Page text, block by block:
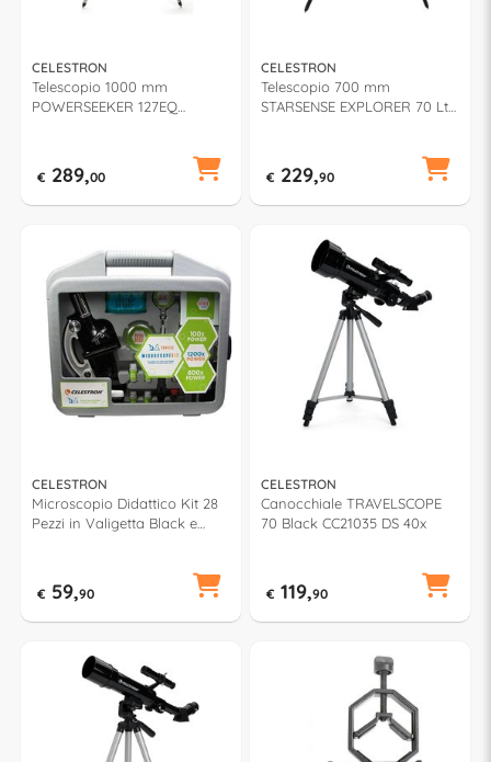
CELESTRON
Telescopio 1000 mm
POWERSEEKER 127EQ
€ 289,00
CELESTRON
Telescopio 700 mm
STARSENSE EXPLORER 70 Lt
€ 229,90
CELESTRON
Microscopio Didattico Kit 28
Pezzi in Valigetta Black e
€ 59,90
CELESTRON
Canocchiale TRAVELSCOPE
70 Black CC21035 DS 40x
€ 119,90